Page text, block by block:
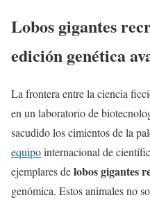
Lobos gigantes
edición genética
La frontera entre la ciencia
en un laboratorio de
sacudido los cimientos de la
equipointernacional de
ejemplares delobos gigantes
genómica. Estos animales no